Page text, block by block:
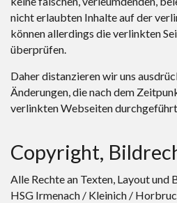
nicht erlaubten Inhalte auf der
können allerdings die verlinkten
überprüfen.
Daher distanzieren wir uns
Änderungen, die nach dem
verlinkten Webseiten
Copyright,
Alle Rechte an Texten, Layout und
HSG Irmenach / Kleinich /